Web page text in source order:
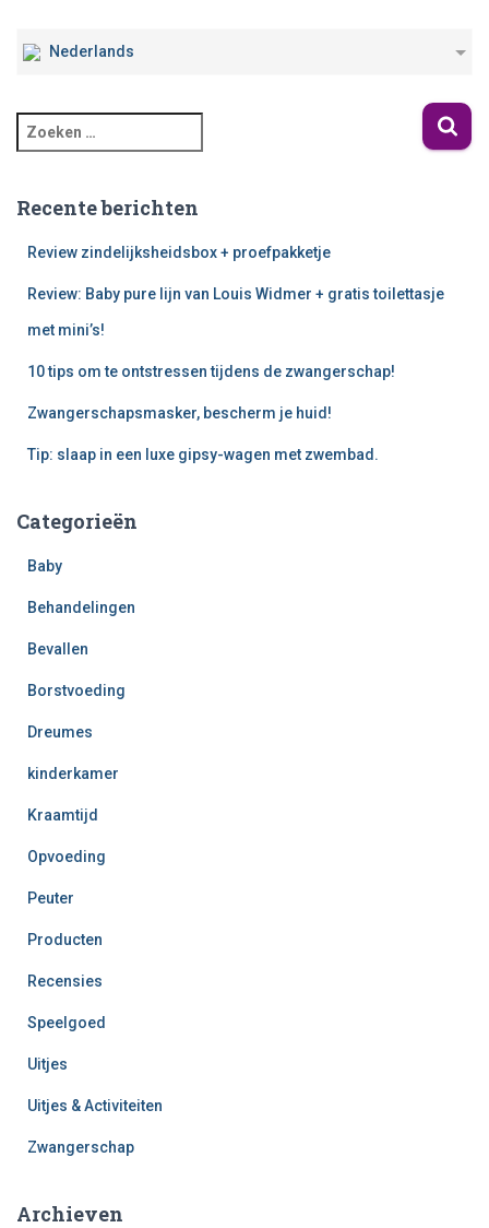
Nederlands
Recente berichten
Review zindelijksheidsbox + proefpakketje
Review: Baby pure lijn van Louis Widmer + gratis toilettasje
met mini’s!
10 tips om te ontstressen tijdens de zwangerschap!
Zwangerschapsmasker, bescherm je huid!
Tip: slaap in een luxe gipsy-wagen met zwembad.
Categorieën
Baby
Behandelingen
Bevallen
Borstvoeding
Dreumes
kinderkamer
Kraamtijd
Opvoeding
Peuter
Producten
Recensies
Speelgoed
Uitjes
Uitjes & Activiteiten
Zwangerschap
Archieven